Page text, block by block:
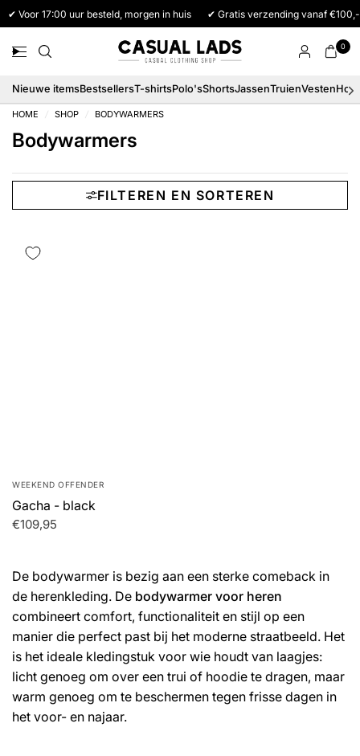
✔ Voor 17:00 uur besteld, morgen in huis ✔ Gratis verzending vanaf €100,-
0
Nieuwe itemsBestsellersT-shirtsPolo'sShortsJassenTruienVesten
HOME / SHOP / BODYWARMERS
Bodywarmers
FILTEREN EN SORTEREN
WEEKEND OFFENDER
Gacha - black
€109,95
De bodywarmer is bezig aan een sterke comeback in
de herenkleding. De bodywarmer voor heren
combineert comfort, functionaliteit en stijl op een
manier die perfect past bij het moderne straatbeeld. Het
is het ideale kledingstuk voor wie houdt van laagjes:
licht genoeg om over een trui of hoodie te dragen, maar
warm genoeg om te beschermen tegen frisse dagen in
het voor- en najaar.